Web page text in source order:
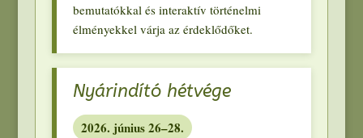
bemutatókkal és interaktív történelmi
élményekkel várja az érdeklődőket.
Nyárindító hétvége
2026. június 26–28.